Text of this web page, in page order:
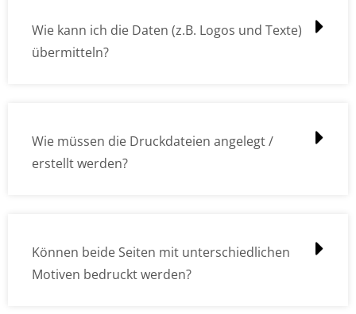
Wie kann ich die Daten (z.B. Logos und Texte)
übermitteln?
Wie müssen die Druckdateien angelegt /
erstellt werden?
Können beide Seiten mit unterschiedlichen
Motiven bedruckt werden?